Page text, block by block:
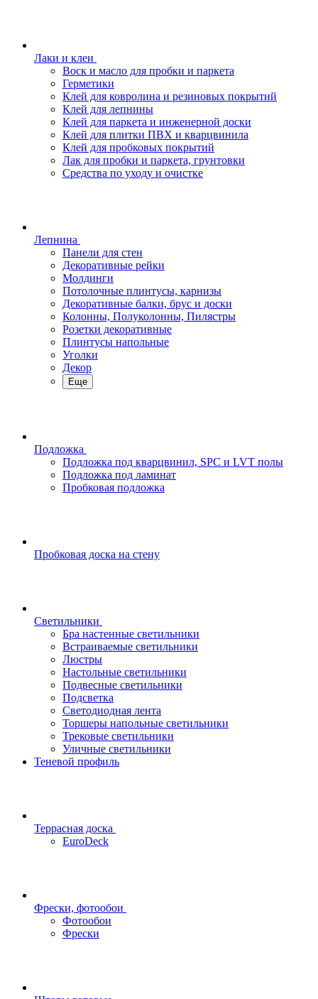
Лаки и клеи
Воск и масло для пробки и паркета
Герметики
Клей для ковролина и резиновых покрытий
Клей для лепнины
Клей для паркета и инженерной доски
Клей для плитки ПВХ и кварцвинила
Клей для пробковых покрытий
Лак для пробки и паркета, грунтовки
Средства по уходу и очистке
Лепнина
Панели для стен
Декоративные рейки
Молдинги
Потолочные плинтусы, карнизы
Декоративные балки, брус и доски
Колонны, Полуколонны, Пилястры
Розетки декоративные
Плинтусы напольные
Уголки
Декор
Еще
Подложка
Подложка под кварцвинил, SPC и LVT полы
Подложка под ламинат
Пробковая подложка
Пробковая доска на стену
Светильники
Бра настенные светильники
Встраиваемые светильники
Люстры
Настольные светильники
Подвесные светильники
Подсветка
Светодиодная лента
Торшеры напольные светильники
Трековые светильники
Уличные светильники
Теневой профиль
Террасная доска
EuroDeck
Фрески, фотообои
Фотообои
Фрески